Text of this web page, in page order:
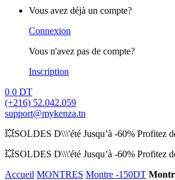
Vous avez déjà un compte?
Connexion
Vous n'avez pas de compte?
Inscription
0 0 DT
(+216) 52.042.059
support@mykenza.tn
💥SOLDES D\\\'été Jusqu’à -60% Profitez
💥SOLDES D\\\'été Jusqu’à -60% Profitez
Accueil MONTRES Montre -150DT